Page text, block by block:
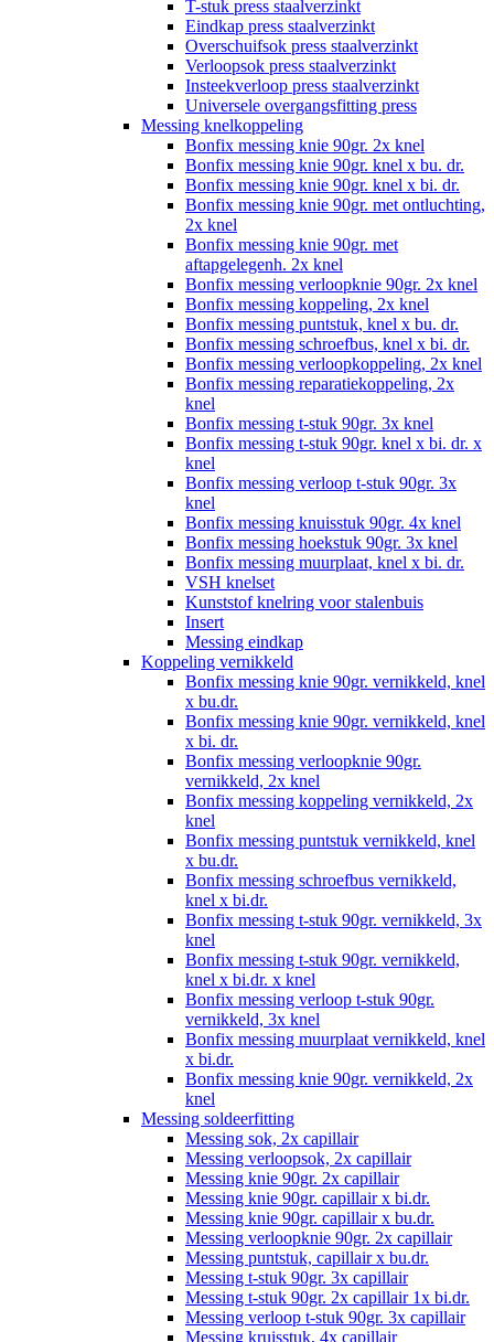
T-stuk press staalverzinkt
Eindkap press staalverzinkt
Overschuifsok press staalverzinkt
Verloopsok press staalverzinkt
Insteekverloop press staalverzinkt
Universele overgangsfitting press
Messing knelkoppeling
Bonfix messing knie 90gr. 2x knel
Bonfix messing knie 90gr. knel x bu. dr.
Bonfix messing knie 90gr. knel x bi. dr.
Bonfix messing knie 90gr. met ontluchting,
2x knel
Bonfix messing knie 90gr. met
aftapgelegenh. 2x knel
Bonfix messing verloopknie 90gr. 2x knel
Bonfix messing koppeling, 2x knel
Bonfix messing puntstuk, knel x bu. dr.
Bonfix messing schroefbus, knel x bi. dr.
Bonfix messing verloopkoppeling, 2x knel
Bonfix messing reparatiekoppeling, 2x
knel
Bonfix messing t-stuk 90gr. 3x knel
Bonfix messing t-stuk 90gr. knel x bi. dr. x
knel
Bonfix messing verloop t-stuk 90gr. 3x
knel
Bonfix messing knuisstuk 90gr. 4x knel
Bonfix messing hoekstuk 90gr. 3x knel
Bonfix messing muurplaat, knel x bi. dr.
VSH knelset
Kunststof knelring voor stalenbuis
Insert
Messing eindkap
Koppeling vernikkeld
Bonfix messing knie 90gr. vernikkeld, knel
x bu.dr.
Bonfix messing knie 90gr. vernikkeld, knel
x bi. dr.
Bonfix messing verloopknie 90gr.
vernikkeld, 2x knel
Bonfix messing koppeling vernikkeld, 2x
knel
Bonfix messing puntstuk vernikkeld, knel
x bu.dr.
Bonfix messing schroefbus vernikkeld,
knel x bi.dr.
Bonfix messing t-stuk 90gr. vernikkeld, 3x
knel
Bonfix messing t-stuk 90gr. vernikkeld,
knel x bi.dr. x knel
Bonfix messing verloop t-stuk 90gr.
vernikkeld, 3x knel
Bonfix messing muurplaat vernikkeld, knel
x bi.dr.
Bonfix messing knie 90gr. vernikkeld, 2x
knel
Messing soldeerfitting
Messing sok, 2x capillair
Messing verloopsok, 2x capillair
Messing knie 90gr. 2x capillair
Messing knie 90gr. capillair x bi.dr.
Messing knie 90gr. capillair x bu.dr.
Messing verloopknie 90gr. 2x capillair
Messing puntstuk, capillair x bu.dr.
Messing t-stuk 90gr. 3x capillair
Messing t-stuk 90gr. 2x capillair 1x bi.dr.
Messing verloop t-stuk 90gr. 3x capillair
Messing kruisstuk, 4x capillair